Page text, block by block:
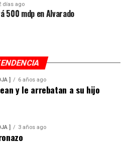
días ago
500 mdp en Alvarado
] 6 años ago
y le arrebatan a su hijo
] 3 años ago